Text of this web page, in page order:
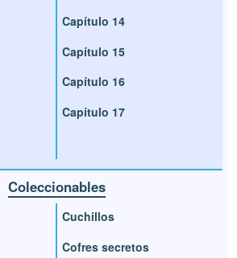
Capítulo 14
Capítulo 15
Capítulo 16
Capítulo 17
Coleccionables
Cuchillos
Cofres secretos